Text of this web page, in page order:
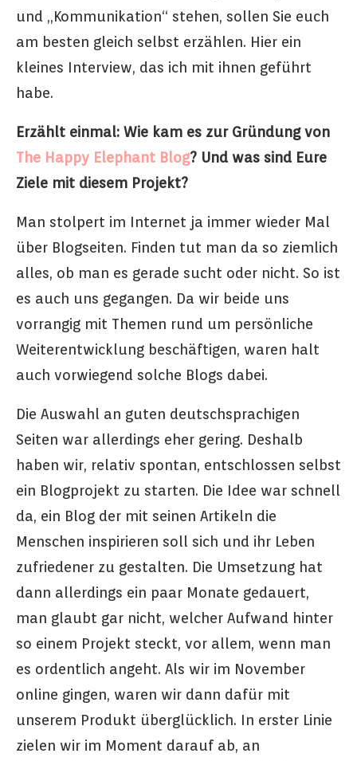
und „Kommunikation“ stehen, sollen Sie euch
am besten gleich selbst erzählen. Hier ein
kleines Interview, das ich mit ihnen geführt
habe.
Erzählt einmal: Wie kam es zur Gründung von
The Happy Elephant Blog? Und was sind Eure
Ziele mit diesem Projekt?
Man stolpert im Internet ja immer wieder Mal
über Blogseiten. Finden tut man da so ziemlich
alles, ob man es gerade sucht oder nicht. So ist
es auch uns gegangen. Da wir beide uns
vorrangig mit Themen rund um persönliche
Weiterentwicklung beschäftigen, waren halt
auch vorwiegend solche Blogs dabei.
Die Auswahl an guten deutschsprachigen
Seiten war allerdings eher gering. Deshalb
haben wir, relativ spontan, entschlossen selbst
ein Blogprojekt zu starten. Die Idee war schnell
da, ein Blog der mit seinen Artikeln die
Menschen inspirieren soll sich und ihr Leben
zufriedener zu gestalten. Die Umsetzung hat
dann allerdings ein paar Monate gedauert,
man glaubt gar nicht, welcher Aufwand hinter
so einem Projekt steckt, vor allem, wenn man
es ordentlich angeht. Als wir im November
online gingen, waren wir dann dafür mit
unserem Produkt überglücklich. In erster Linie
zielen wir im Moment darauf ab, an